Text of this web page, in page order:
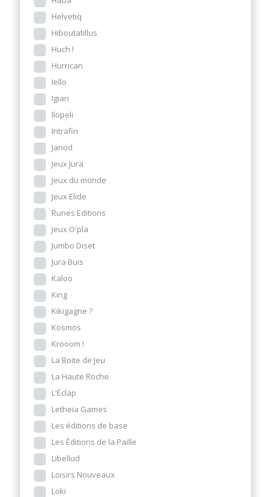
Helvetiq
Hiboutatillus
Huch !
Hurrican
Iello
Igiari
Ilopeli
Intrafin
Janod
Jeux Jura
Jeux du monde
Jeux Elide
Runes Editions
Jeux O'pla
Jumbo Diset
Jura Buis
Kaloo
King
Kikigagne ?
Kosmos
Krooom !
La Boite de Jeu
La Haute Roche
L'Éclap
Letheia Games
Les éditions de base
Les Éditions de la Paille
Libellud
Loisirs Nouveaux
Loki